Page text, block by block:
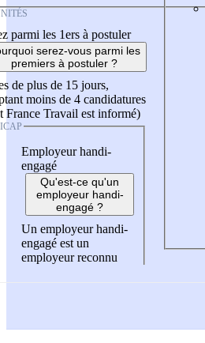
parmi les 1ers à postuler
serez-vous parmi les
premiers à postuler ?
de plus de 15 jours,
moins de 4 candidatures
France Travail est informé)
Employeur handi-
engagé
Qu'est-ce qu'un
employeur handi-
engagé ?
Un employeur handi-
engagé est un
employeur reconnu